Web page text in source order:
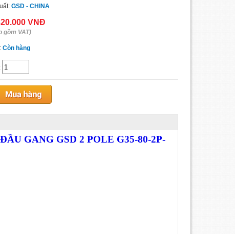
GSD - CHINA
VNĐ
gồm VAT)
Còn hàng
:
GANG GSD 2 POLE G35-80-2P-